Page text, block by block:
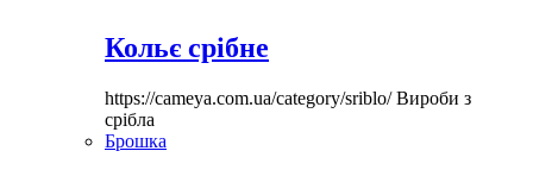
Кольє срібне
https://cameya.com.ua/category/sriblo/Вироби з
срібла
Брошка